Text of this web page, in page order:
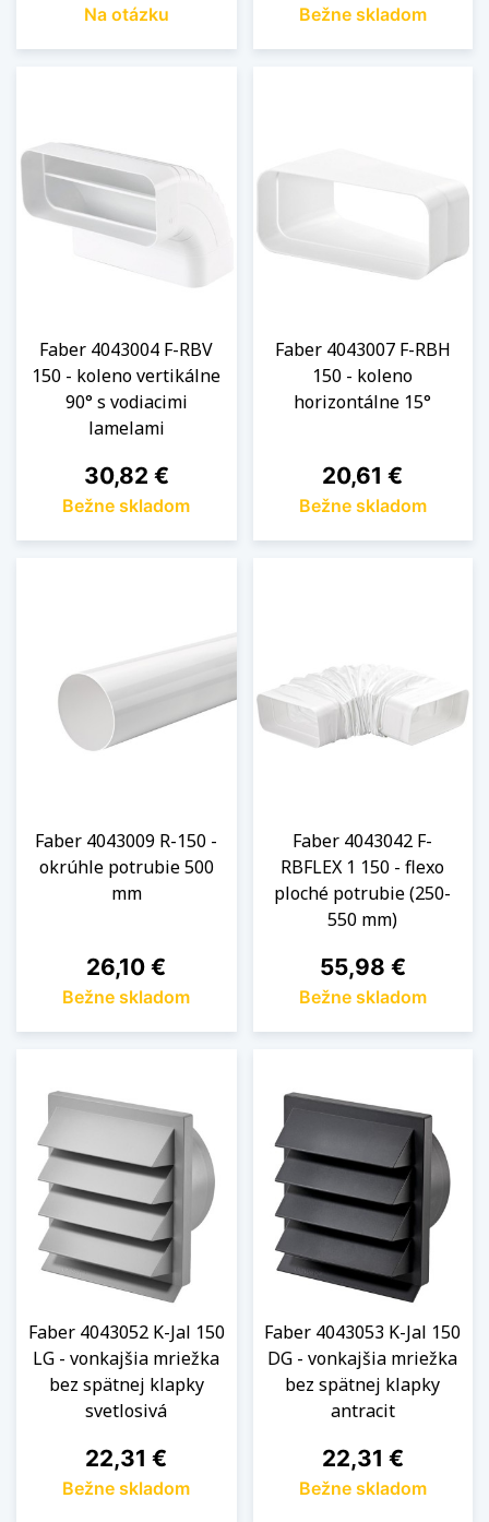
Na otázku Bežne skladom
Faber 4043004 F-RBV
150 - koleno vertikálne
90° s vodiacimi
lamelami
Cena
30,82 €
Bežne skladom
Faber 4043007 F-RBH
150 - koleno
horizontálne 15°
Cena
20,61 €
Bežne skladom
Faber 4043009 R-150 -
okrúhle potrubie 500
mm
Cena
26,10 €
Bežne skladom
Faber 4043042 F-
RBFLEX 1 150 - flexo
ploché potrubie (250-
550 mm)
Cena
55,98 €
Bežne skladom
Faber 4043052 K-Jal 150
LG - vonkajšia mriežka
bez spätnej klapky
svetlosivá
Cena
22,31 €
Bežne skladom
Faber 4043053 K-Jal 150
DG - vonkajšia mriežka
bez spätnej klapky
antracit
Cena
22,31 €
Bežne skladom